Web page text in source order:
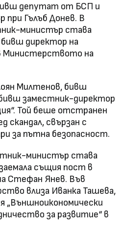
депутат от БСП и
Гълъб Донев. В
министър става
директор на
Министерството на
Милтенов, бивш
заместник-директор
Той беше отстранен
скандал, свързан с
за пътна безопасност.
министър става
същия пост в
Стефан Янев. Във
влиза Иванка Ташева,
„Външноикономически
за развитие“ в